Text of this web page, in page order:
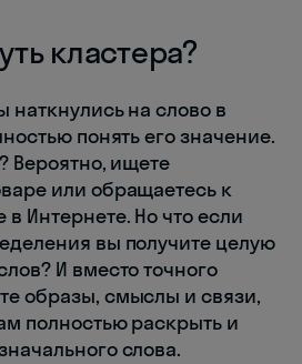
кластера?
наткнулись на слово в
понять его значение.
Вероятно, ищете
или обращаетесь к
Интернете. Но что если
вы получите целую
И вместо точного
образы, смыслы и связи,
полностью раскрыть и
слова.